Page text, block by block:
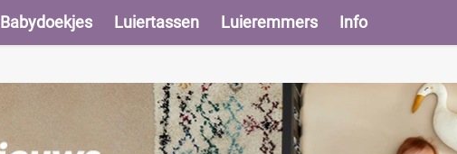
Babydoekjes Luiertassen Luieremmers Info